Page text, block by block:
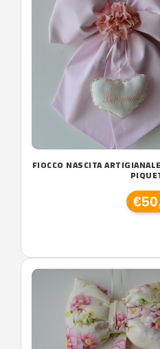
FIOCCO NASCITA